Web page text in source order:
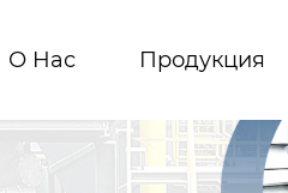
О Hас Продукция